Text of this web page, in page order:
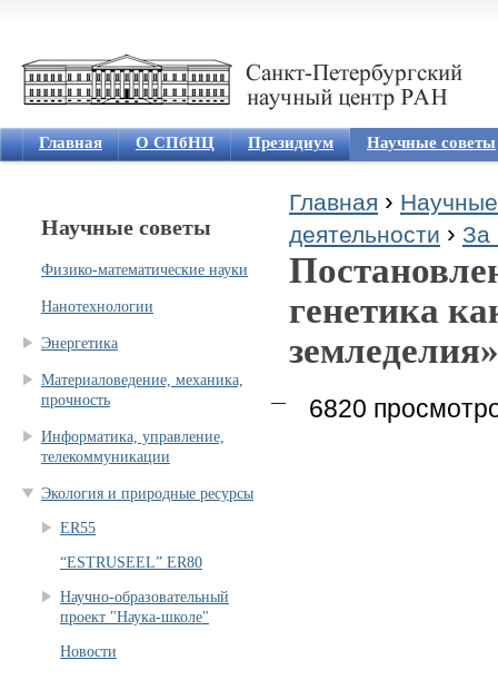
Главная О СПбНЦ Президиум Научные советы
Вы здесь
Главная ›
деятельности › За
генетика
земледелия»
6820
Научные советы
Физико-математические науки
Нанотехнологии
Энергетика
Материаловедение, механика,
прочность
Информатика, управление,
телекоммуникации
Экология и природные ресурсы
ER55
“ESTRUSEEL” ER80
Научно-образовательный
проект "Наука-школе"
Новости